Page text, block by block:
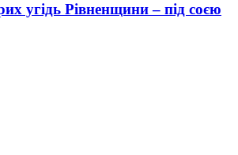
угідь Рівненщини – під соєю